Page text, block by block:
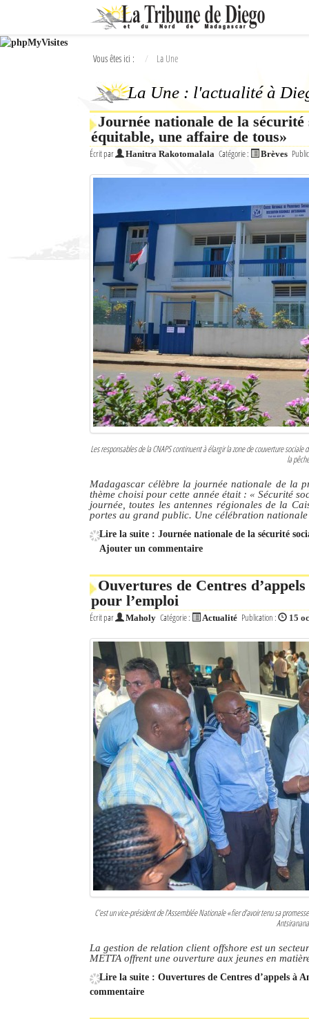
Ok
L'actualité à Diego Suarez
Le Nord de Madagascar
L'actualité du tourisme
Sites touristiques
Diego Suarez Pratique
Les Petites Annonces
La Tribune de Diego en PDF
Vous êtes ici : La Une
La Une : l'actualité à
Journée nationale de la
équitable, une affaire de tous»
Écrit par Hanitra Rakotomalala Catégorie : Brèves
Les responsables de la CNAPS continuent à élargir la zone de couverture
la
Madagascar célèbre la journée nationale de la
thème choisi pour cette année était : « Sécurité
journée, toutes les antennes régionales de la
portes au grand public. Une célébration
Lire la suite : Journée nationale de la sécurité
Ajouter un commentaire
Ouvertures de Centres
pour l’emploi
Écrit par Maholy Catégorie : Actualité Publication : 15
C’est un vice-président de l’Assemblée Nationale « fier d’avoir tenu sa
La gestion de relation client offshore est un
METTA offrent une ouverture aux jeunes en
Lire la suite : Ouvertures de Centres d’appels à
commentaire